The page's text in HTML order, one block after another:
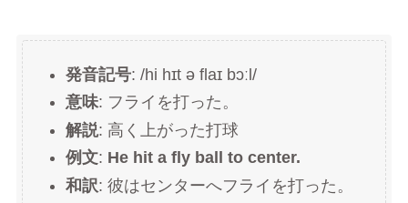
発音記号: /hi hɪt ə flaɪ bɔːl/
意味: フライを打った。
解説: 高く上がった打球
例文: He hit a fly ball to center.
和訳: 彼はセンターへフライを打った。